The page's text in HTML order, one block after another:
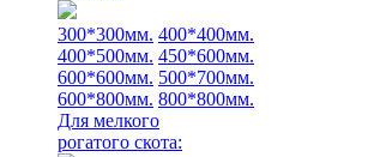
300*300мм. 400*400мм.
400*500мм. 450*600мм.
600*600мм. 500*700мм.
600*800мм. 800*800мм.
Для мелкого
рогатого скота: